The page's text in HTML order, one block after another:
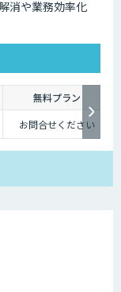
消や業務効率化
無料プラン
お問合せください